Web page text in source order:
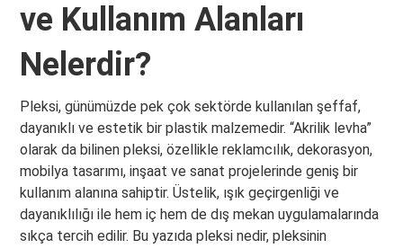
ve Kullanım Alanları
Nelerdir?
Pleksi, günümüzde pek çok sektörde kullanılan şeffaf,
dayanıklı ve estetik bir plastik malzemedir. “Akrilik levha”
olarak da bilinen pleksi, özellikle reklamcılık, dekorasyon,
mobilya tasarımı, inşaat ve sanat projelerinde geniş bir
kullanım alanına sahiptir. Üstelik, ışık geçirgenliği ve
dayanıklılığı ile hem iç hem de dış mekan uygulamalarında
sıkça tercih edilir. Bu yazıda pleksi nedir, pleksinin